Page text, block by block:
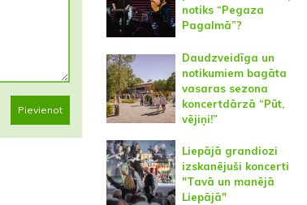
Pievienot
notiks “Pegaza
Pagalmā”?
Daudzveidīga un
notikumiem bagāta
vasaras sezona
koncertdārzā “Pūt,
vējiņi!”
Liepājā grandiozi
izskanējuši koncerti
"Tavā un manējā
Liepājā"